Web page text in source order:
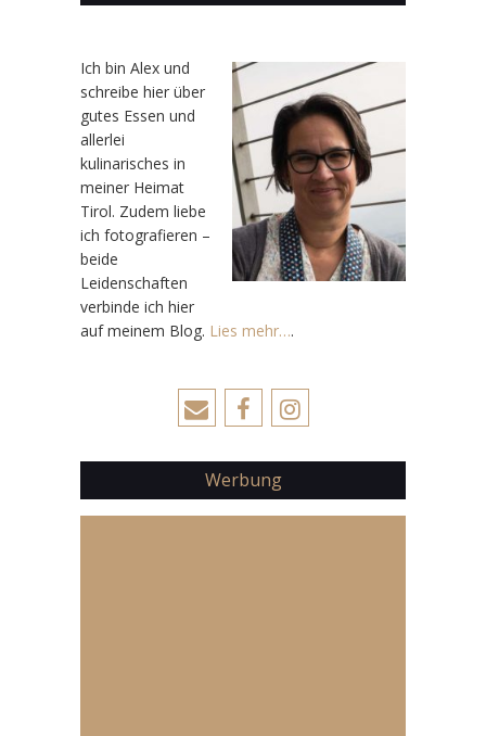
Ich bin Alex und
schreibe hier über
gutes Essen und
allerlei
kulinarisches in
meiner Heimat
Tirol. Zudem liebe
ich fotografieren –
beide
Leidenschaften
verbinde ich hier
auf meinem Blog. Lies mehr….
Werbung